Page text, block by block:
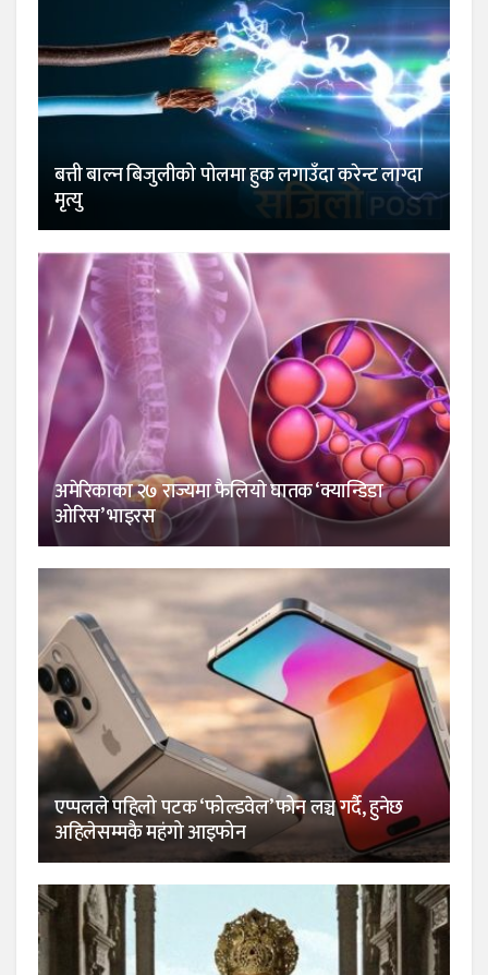
बत्ती बाल्न बिजुलीको पोलमा हुक लगाउँदा करेन्ट लाग्दा
मृत्यु
अमेरिकाका २७ राज्यमा फैलियाे घातक ‘क्यान्डिडा
ओरिस’ भाइरस
एप्पलले पहिलो पटक ‘फोल्डवेल’ फोन लञ्च गर्दै, हुनेछ
अहिलेसम्मकै महंगो आइफोन